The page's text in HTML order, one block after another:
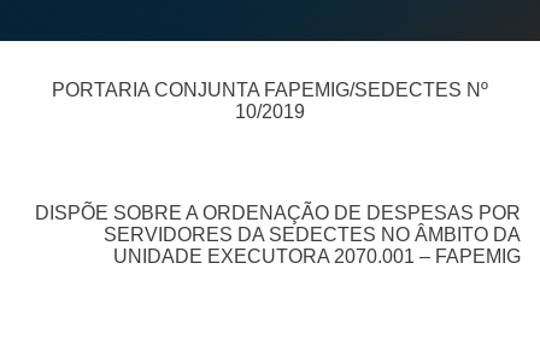
PORTARIA CONJUNTA FAPEMIG/SEDECTES Nº
10/2019
DISPÕE SOBRE A ORDENAÇÃO DE DESPESAS POR
SERVIDORES DA SEDECTES NO ÂMBITO DA
UNIDADE EXECUTORA 2070.001 – FAPEMIG